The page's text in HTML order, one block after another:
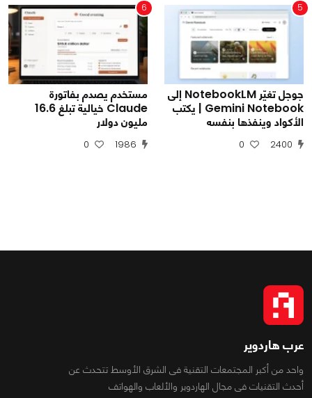
5
جوجل تغيّر NotebookLM إلى
Gemini Notebook | يكتب
الأكواد وينفذها بنفسه
2400
0
6
مستخدم يصدم بفاتورة
Claude خيالية تبلغ 16.6
مليون دولار
1986
0
عرب هاردوير
واحد من أكبر المجتمعات التقنية فى الشرق الأوسط تتحدث عن
أحدث التقنيات فى مجال الهاردوير والألعاب والهواتف